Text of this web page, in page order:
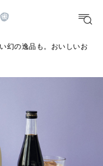
幻の逸品も。おいしいお